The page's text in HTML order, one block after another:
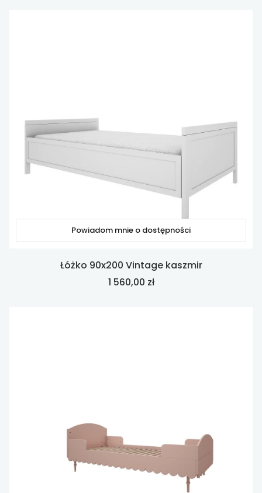
Powiadom mnie o dostępności
Łóżko 90x200 Vintage kaszmir
Cena
1 560,00 zł